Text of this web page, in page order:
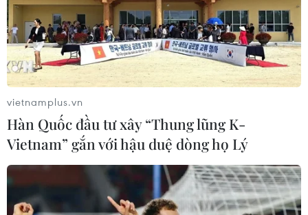
vietnamplus.vn
Hàn Quốc đầu tư xây “Thung lũng K-
Vietnam” gắn với hậu duệ dòng họ Lý